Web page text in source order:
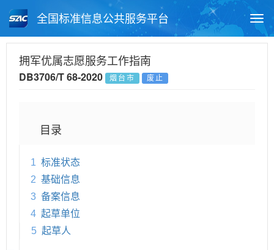
全国标准信息公共服务平台
月报查询 标准公告查询
拥军优属志愿服务工作指南
DB3706/T 68-2020 烟台市 废止
目录
1 标准状态
2 基础信息
3 备案信息
4 起草单位
5 起草人